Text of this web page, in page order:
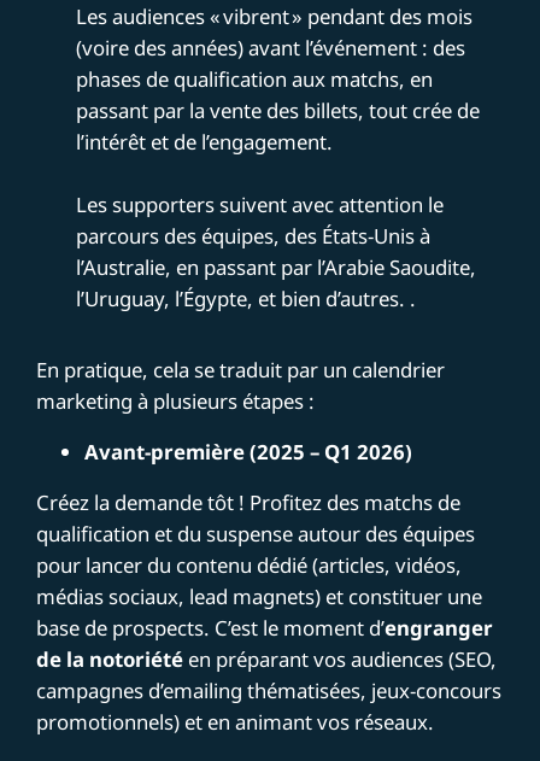
Les audiences « vibrent » pendant des mois
(voire des années) avant l’événement : des
phases de qualification aux matchs, en
passant par la vente des billets, tout crée de
l’intérêt et de l’engagement.
Les supporters suivent avec attention le
parcours des équipes, des États-Unis à
l’Australie, en passant par l’Arabie Saoudite,
l’Uruguay, l’Égypte, et bien d’autres. .
En pratique, cela se traduit par un calendrier
marketing à plusieurs étapes :
Avant-première (2025 – Q1 2026)
Créez la demande tôt ! Profitez des matchs de
qualification et du suspense autour des équipes
pour lancer du contenu dédié (articles, vidéos,
médias sociaux, lead magnets) et constituer une
base de prospects. C’est le moment d’engranger
de la notoriété en préparant vos audiences (SEO,
campagnes d’emailing thématisées, jeux-concours
promotionnels) et en animant vos réseaux.